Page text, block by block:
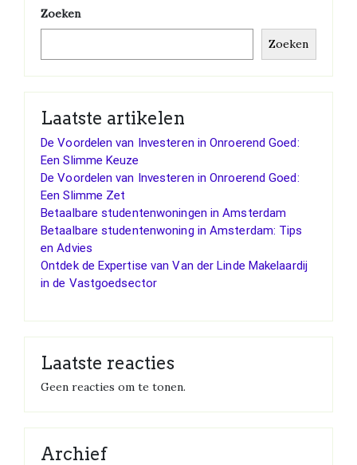
Zoeken
Zoeken
Laatste artikelen
De Voordelen van Investeren in Onroerend Goed:
Een Slimme Keuze
De Voordelen van Investeren in Onroerend Goed:
Een Slimme Zet
Betaalbare studentenwoningen in Amsterdam
Betaalbare studentenwoning in Amsterdam: Tips
en Advies
Ontdek de Expertise van Van der Linde Makelaardij
in de Vastgoedsector
Laatste reacties
Geen reacties om te tonen.
Archief